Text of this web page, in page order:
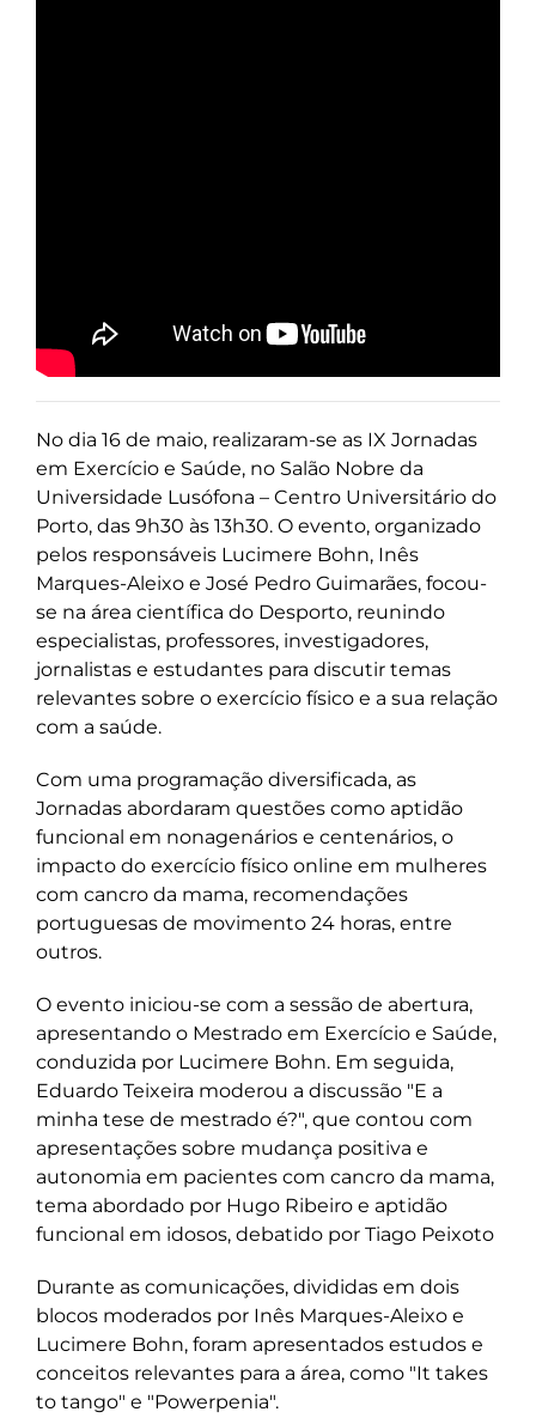
No dia 16 de maio, realizaram-se as IX Jornadas
em Exercício e Saúde, no Salão Nobre da
Universidade Lusófona – Centro Universitário do
Porto, das 9h30 às 13h30. O evento, organizado
pelos responsáveis Lucimere Bohn, Inês
Marques-Aleixo e José Pedro Guimarães, focou-
se na área científica do Desporto, reunindo
especialistas, professores, investigadores,
jornalistas e estudantes para discutir temas
relevantes sobre o exercício físico e a sua relação
com a saúde.
Com uma programação diversificada, as
Jornadas abordaram questões como aptidão
funcional em nonagenários e centenários, o
impacto do exercício físico online em mulheres
com cancro da mama, recomendações
portuguesas de movimento 24 horas, entre
outros.
O evento iniciou-se com a sessão de abertura,
apresentando o Mestrado em Exercício e Saúde,
conduzida por Lucimere Bohn. Em seguida,
Eduardo Teixeira moderou a discussão "E a
minha tese de mestrado é?", que contou com
apresentações sobre mudança positiva e
autonomia em pacientes com cancro da mama,
tema abordado por Hugo Ribeiro e aptidão
funcional em idosos, debatido por Tiago Peixoto
Durante as comunicações, divididas em dois
blocos moderados por Inês Marques-Aleixo e
Lucimere Bohn, foram apresentados estudos e
conceitos relevantes para a área, como "It takes
to tango" e "Powerpenia".